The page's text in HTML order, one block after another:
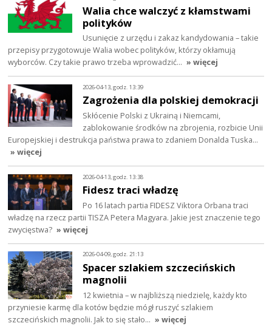
Walia chce walczyć z kłamstwami
polityków
Usunięcie z urzędu i zakaz kandydowania – takie
przepisy przygotowuje Walia wobec polityków, którzy okłamują
wyborców. Czy takie prawo trzeba wprowadzić… » więcej
2026-04-13, godz. 13:39
Zagrożenia dla polskiej demokracji
Skłócenie Polski z Ukrainą i Niemcami,
zablokowanie środków na zbrojenia, rozbicie Unii
Europejskiej i destrukcja państwa prawa to zdaniem Donalda Tuska…
» więcej
2026-04-13, godz. 13:38
Fidesz traci władzę
Po 16 latach partia FIDESZ Viktora Orbana traci
władzę na rzecz partii TISZA Petera Magyara. Jakie jest znaczenie tego
zwycięstwa? » więcej
2026-04-09, godz. 21:13
Spacer szlakiem szczecińskich
magnolii
12 kwietnia – w najbliższą niedzielę, każdy kto
przyniesie karmę dla kotów będzie mógł ruszyć szlakiem
szczecińskich magnolii. Jak to się stało… » więcej